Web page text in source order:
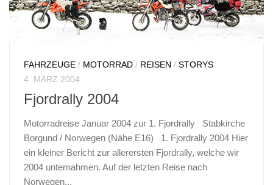
FAHRZEUGE / MOTORRAD / REISEN / STORYS
4. MÄRZ 2004
Fjordrally 2004
Motorradreise Januar 2004 zur 1. Fjordrally Stabkirche
Borgund / Norwegen (Nähe E16) 1. Fjordrally 2004 Hier
ein kleiner Bericht zur allerersten Fjordrally, welche wir
2004 unternahmen. Auf der letzten Reise nach
Norwegen...